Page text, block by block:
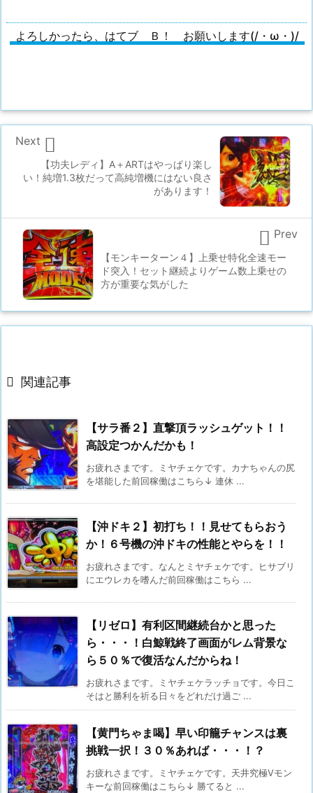
よろしかったら、はてブ Ｂ！ お願いします(/・ω・)/
【功夫レディ】A＋ARTはやっぱり楽し
い！純増1.3枚だって高純増機にはない良さ
があります！

Next
【モンキーターン４】上乗せ特化全速モー
ド突入！セット継続よりゲーム数上乗せの
方が重要な気がした
 Prev
 関連記事
【サラ番２】直撃頂ラッシュゲット！！
高設定つかんだかも！
お疲れさまです。ミヤチェケです。カナちゃんの尻
を堪能した前回稼働はこちら↓ 連休 ...
【沖ドキ２】初打ち！！見せてもらおう
か！６号機の沖ドキの性能とやらを！！
お疲れさまです。なんとミヤチェケです。ヒサブリ
にエウレカを嗜んだ前回稼働はこちら ...
【リゼロ】有利区間継続台かと思った
ら・・・！白鯨戦終了画面がレム背景な
ら５０％で復活なんだからね！
お疲れさまです。ミヤチェケラッチョです。今日こ
そはと勝利を祈る日々をどれだけ過ご ...
【黄門ちゃま喝】早い印籠チャンスは裏
挑戦一択！３０％あれば・・・！？
お疲れさまです。ミヤチェケです。天井究極Vモン
キーな前回稼働はこちら↓ 勝てると ...